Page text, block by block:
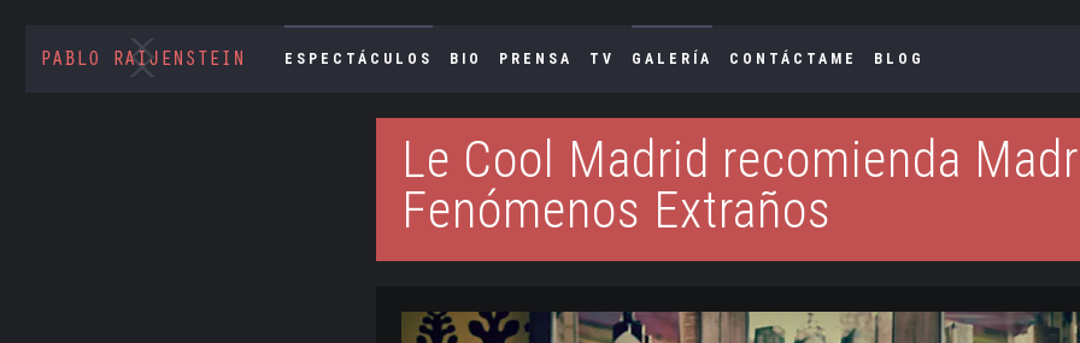
ESPECTÁCULOS BIO PRENSA TV GALERÍA CONTÁCTAME BLOG
Le Cool Madrid recomienda
Fenómenos Extraños